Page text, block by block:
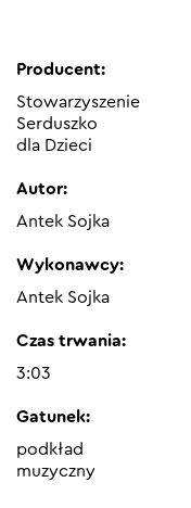
Producent:
Stowarzyszenie
Serduszko
dla Dzieci
Autor:
Antek Sojka
Wykonawcy:
Antek Sojka
Czas trwania:
3:03
Gatunek:
podkład
muzyczny